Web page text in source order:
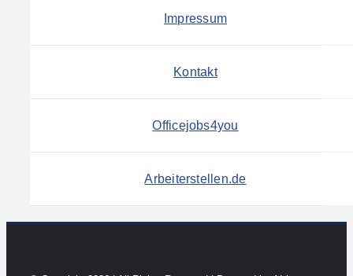
Impressum
Kontakt
Officejobs4you
Arbeiterstellen.de